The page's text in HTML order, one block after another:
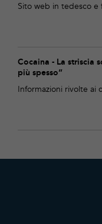
Sito web in tedesco e
Cocaina - La striscia
più spesso”
Informazioni rivolte ai